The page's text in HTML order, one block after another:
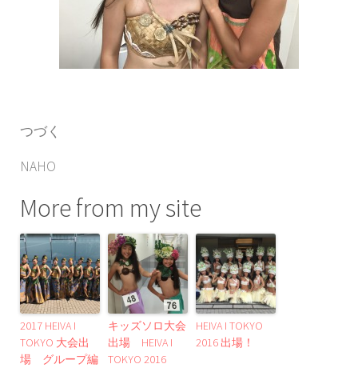
つづく
NAHO
More from my site
2017 HEIVA I
TOKYO 大会出
場 グループ編
キッズソロ大会
出場 HEIVA I
TOKYO 2016
HEIVA I TOKYO
2016 出場！